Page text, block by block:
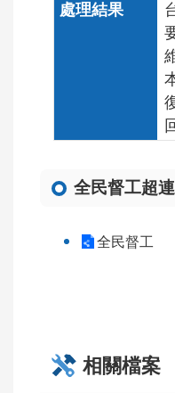
全民督工超
全民督工
相關檔案